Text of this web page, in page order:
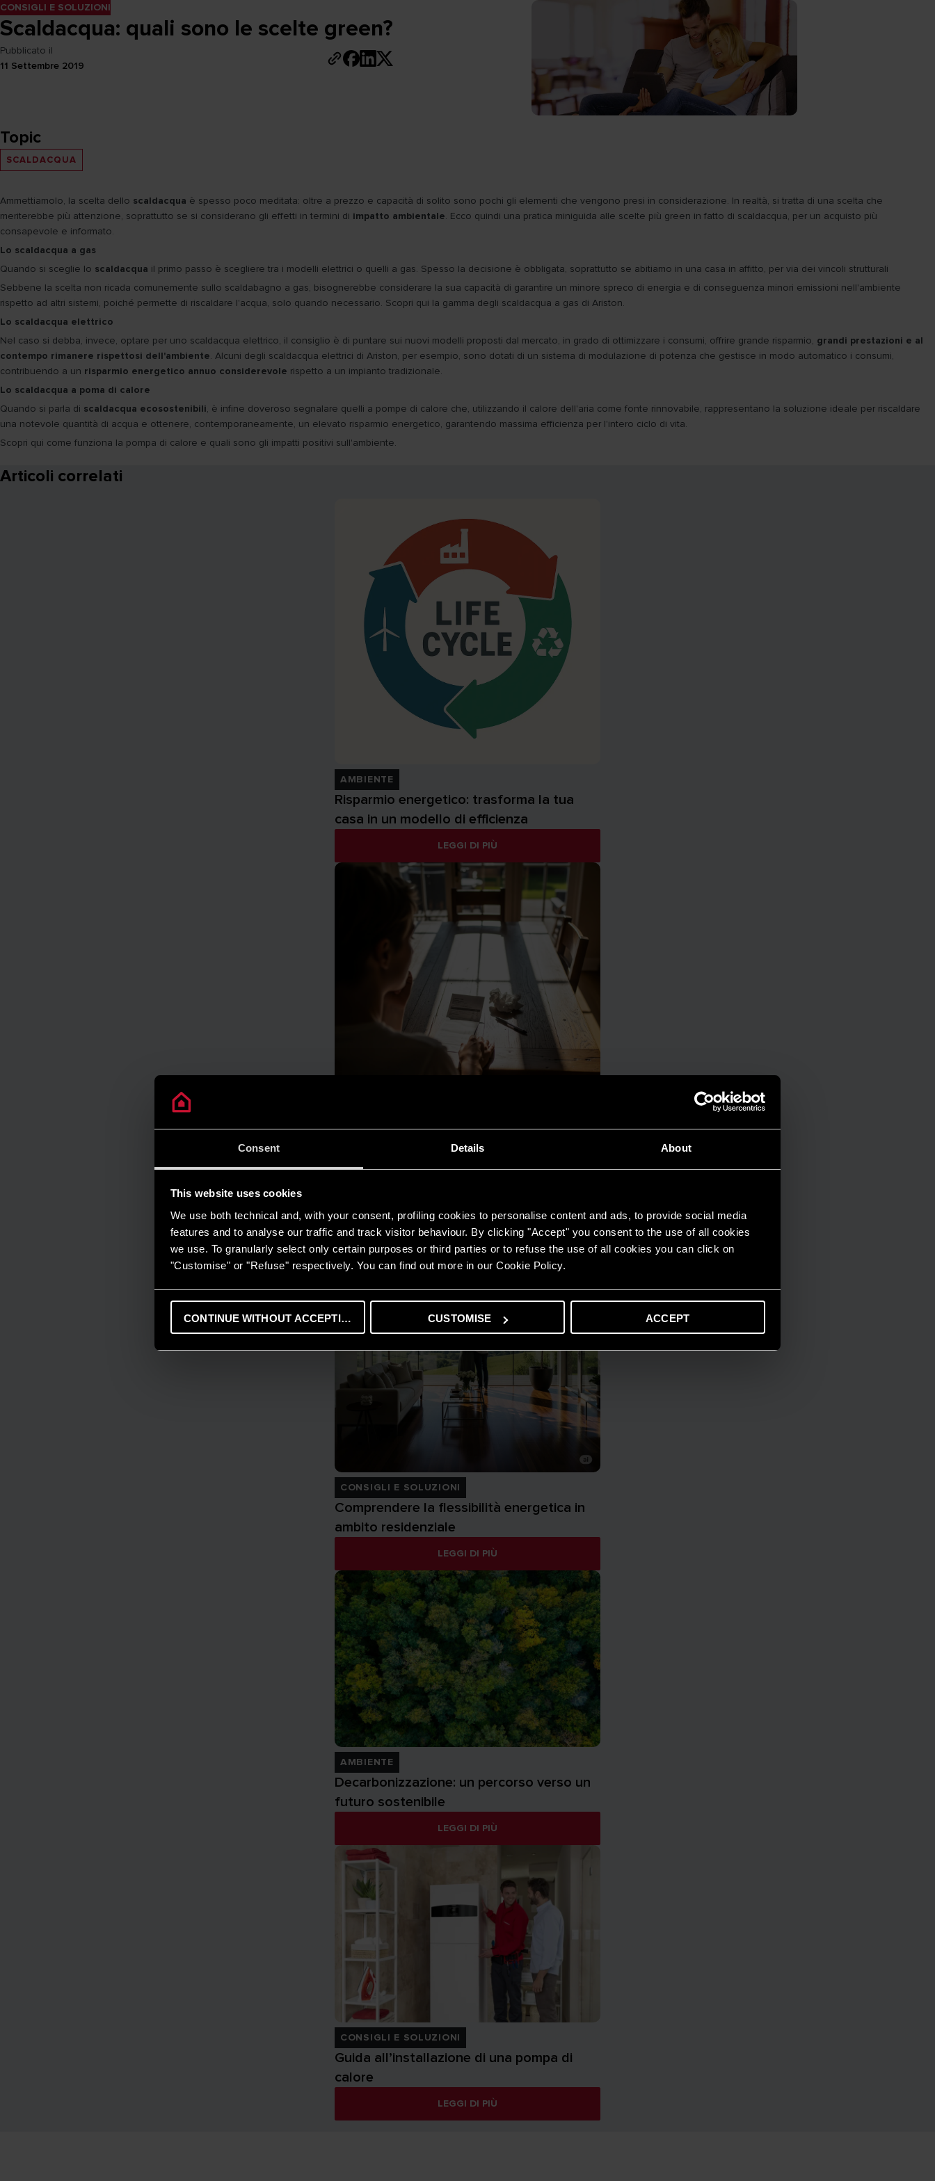
Consent Details About
This website uses cookies
We use both technical and, with your consent, profiling cookies to personalise content and ads, to provide social media
features and to analyse our traffic and track visitor behaviour. By clicking "Accept" you consent to the use of all cookies
we use. To granularly select only certain purposes or third parties or to refuse the use of all cookies you can click on
"Customise" or "Refuse" respectively. You can find out more in our Cookie Policy.
CONTINUE WITHOUT ACCEPTING CUSTOMISE ACCEPT
CONSIGLI E SOLUZIONI
Scaldacqua: quali sono le scelte green?
Pubblicato il
11 Settembre 2019
Topic
SCALDACQUA
Ammettiamolo, la scelta dello scaldacqua è spesso poco meditata: oltre a prezzo e capacità di solito sono pochi gli elementi che vengono presi in considerazione. In realtà, si tratta di una scelta che
meriterebbe più attenzione, soprattutto se si considerano gli effetti in termini di impatto ambientale. Ecco quindi una pratica miniguida alle scelte più green in fatto di scaldacqua, per un acquisto più
consapevole e informato.
Lo scaldacqua a gas
Quando si sceglie lo scaldacqua il primo passo è scegliere tra i modelli elettrici o quelli a gas. Spesso la decisione è obbligata, soprattutto se abitiamo in una casa in affitto, per via dei vincoli strutturali
Sebbene la scelta non ricada comunemente sullo scaldabagno a gas, bisognerebbe considerare la sua capacità di garantire un minore spreco di energia e di conseguenza minori emissioni nell'ambiente
rispetto ad altri sistemi, poiché permette di riscaldare l'acqua, solo quando necessario. Scopri qui la gamma degli scaldacqua a gas di Ariston.
Lo scaldacqua elettrico
Nel caso si debba, invece, optare per uno scaldacqua elettrico, il consiglio è di puntare sui nuovi modelli proposti dal mercato, in grado di ottimizzare i consumi, offrire grande risparmio, grandi prestazioni e al
contempo rimanere rispettosi dell'ambiente. Alcuni degli scaldacqua elettrici di Ariston, per esempio, sono dotati di un sistema di modulazione di potenza che gestisce in modo automatico i consumi,
contribuendo a un risparmio energetico annuo considerevole rispetto a un impianto tradizionale.
Lo scaldacqua a poma di calore
Quando si parla di scaldacqua ecosostenibili, è infine doveroso segnalare quelli a pompe di calore che, utilizzando il calore dell'aria come fonte rinnovabile, rappresentano la soluzione ideale per riscaldare
una notevole quantità di acqua e ottenere, contemporaneamente, un elevato risparmio energetico, garantendo massima efficienza per l'intero ciclo di vita.
Scopri qui come funziona la pompa di calore e quali sono gli impatti positivi sull'ambiente.
Articoli correlati
AMBIENTE
Risparmio energetico: trasforma la tua
casa in un modello di efficienza
LEGGI DI PIÙ
Quanto consuma un condizionatore?
CONSIGLI E SOLUZIONI
Comprendere la flessibilità energetica in
ambito residenziale
LEGGI DI PIÙ
AMBIENTE
Decarbonizzazione: un percorso verso un
futuro sostenibile
LEGGI DI PIÙ
CONSIGLI E SOLUZIONI
Guida all’installazione di una pompa di
calore
LEGGI DI PIÙ